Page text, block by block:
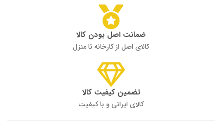
ضمانت اصل بودن کالا
کالای اصل از کارخانه تا منزل
تضمین کیفیت کالا
کالای ایرانی و با کیفیت